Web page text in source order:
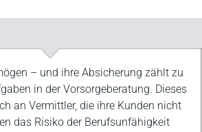
– und ihre Absicherung zählt zu
in der Vorsorgeberatung. Dieses
an Vermittler, die ihre Kunden nicht
das Risiko der Berufsunfähigkeit